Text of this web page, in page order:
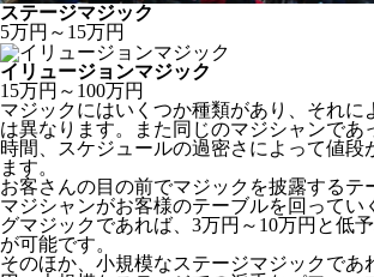
ステージマジック
5万円～15万円
イリュージョンマジック
15万円～100万円
マジックにはいくつか種類があり、それに
は異なります。また同じのマジシャンであ
時間、スケジュールの過密さ によって値段
ます。
お客さんの目の前でマジックを披露するテ
マジシャンがお客様のテーブルを回ってい
グマジックであれば、 3万円～10万円 と低
が可能です。
そのほか、小規模なステージマジックであ